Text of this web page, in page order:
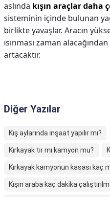
aslında kışın araçlar daha
sisteminin içinde bulunan
birlikte yavaşlar. Aracın
ısınması zaman
artacaktır.
Diğer Yazılar
Kış aylarında inşaat yapılır mı?
Kırkayak tır mı kamyon mu?
Kırkayak kamyonun kasası kaç
Kışın araba kaç dakika